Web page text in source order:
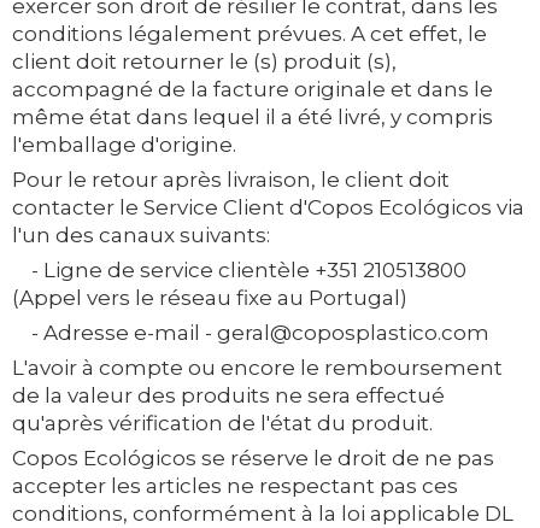
exercer son droit de résilier le contrat, dans les
conditions légalement prévues. A cet effet, le
client doit retourner le (s) produit (s),
accompagné de la facture originale et dans le
même état dans lequel il a été livré, y compris
l'emballage d'origine.
Pour le retour après livraison, le client doit
contacter le Service Client d'Copos Ecológicos via
l'un des canaux suivants:
- Ligne de service clientèle +351 210513800
(Appel vers le réseau fixe au Portugal)
- Adresse e-mail - geral@coposplastico.com
L'avoir à compte ou encore le remboursement
de la valeur des produits ne sera effectué
qu'après vérification de l'état du produit.
Copos Ecológicos se réserve le droit de ne pas
accepter les articles ne respectant pas ces
conditions, conformément à la loi applicable DL